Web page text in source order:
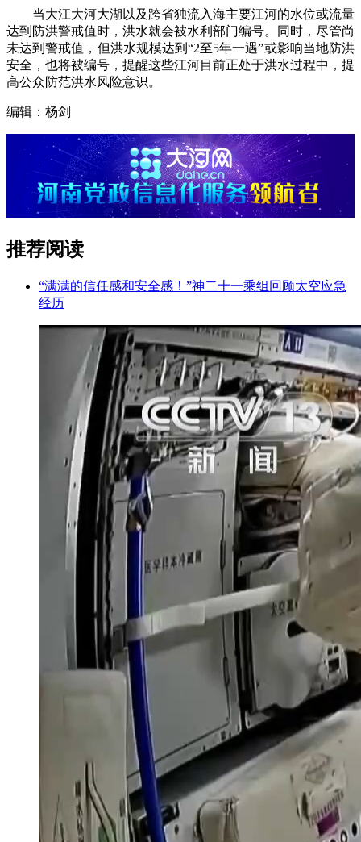
当大江大河大湖以及跨省独流入海主要江河的水位或流量
达到防洪警戒值时，洪水就会被水利部门编号。同时，尽管尚
未达到警戒值，但洪水规模达到“2至5年一遇”或影响当地防洪
安全，也将被编号，提醒这些江河目前正处于洪水过程中，提
高公众防范洪水风险意识。
编辑：杨剑
推荐阅读
“满满的信任感和安全感！”神二十一乘组回顾太空应急
经历